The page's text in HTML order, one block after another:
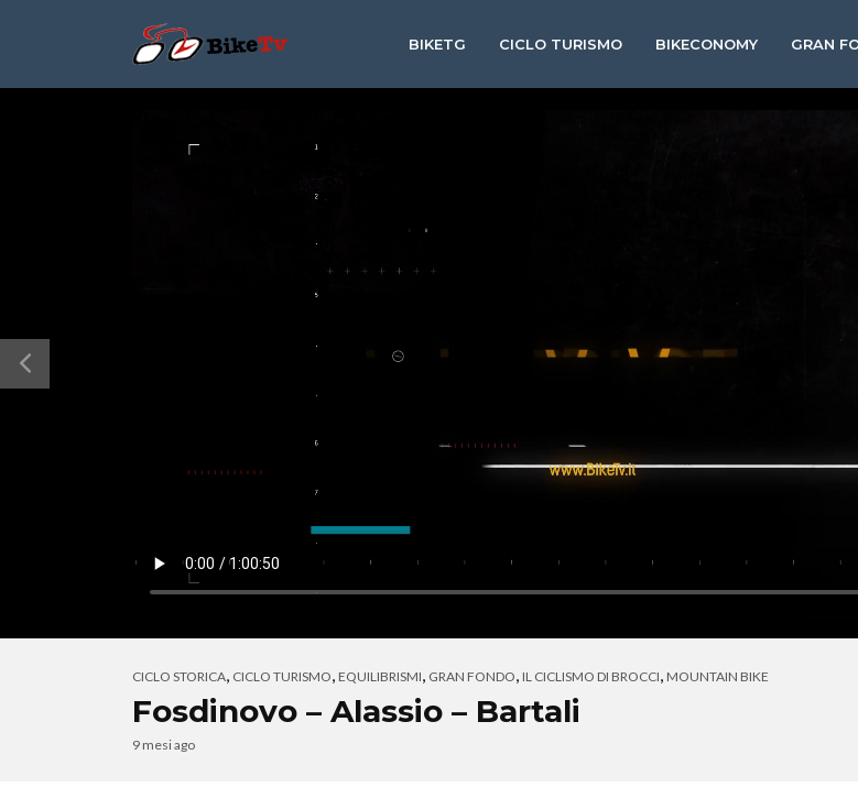
BIKETG CICLO TURISMO BIKECONOMY GRAN
CICLO STORICA, CICLO TURISMO, EQUILIBRISMI, GRAN FONDO, IL CICLISMO DI BROCCI, MOUNTAIN BIKE
Fosdinovo – Alassio – Bartali
9 mesi ago